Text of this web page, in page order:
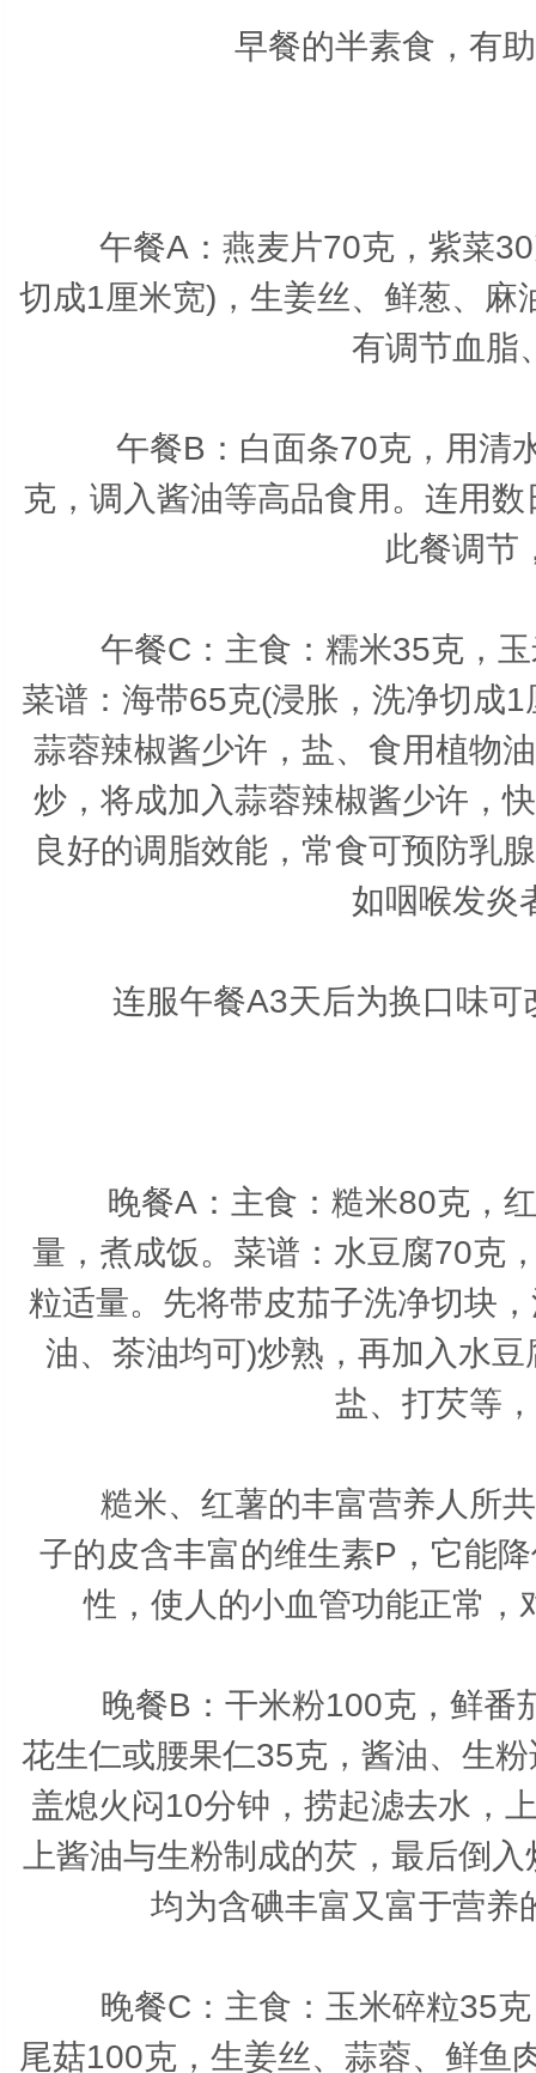
早餐的半素食，有助
午餐A： 燕麦片70克，紫菜
切成1厘米宽)，生姜丝、鲜葱、
有调节血脂
午餐B： 白面条70克，用清
克，调入酱油等高品食用。连用
此餐调节
午餐C： 主食：糯米35克，
菜谱：海带65克(浸胀，洗净切成
蒜蓉辣椒酱少许，盐、食用植物
炒，将成加入蒜蓉辣椒酱少许，
良好的调脂效能，常食可预防乳
如咽喉发炎
连服午餐A3天后为换口味可
晚餐A： 主食：糙米80克，
量，煮成饭。菜谱：水豆腐70克
粒适量。先将带皮茄子洗净切块
油、茶油均可)炒熟，再加入水
盐、打芡等
糙米、红薯的丰富营养人所共
子的皮含丰富的维生素P，它能
性，使人的小血管功能正常
晚餐B： 干米粉100克，鲜番
花生仁或腰果仁35克，酱油、生
盖熄火闷10分钟，捞起滤去水，
上酱油与生粉制成的芡，最后倒
均为含碘丰富又富于营养
晚餐C： 主食：玉米碎粒35
尾菇100克，生姜丝、蒜蓉、鲜鱼